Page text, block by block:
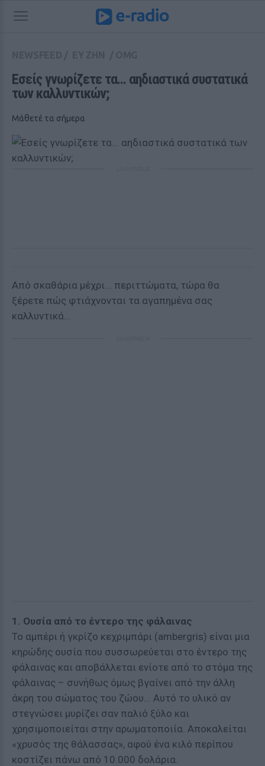
Εσείς γνωρίζετε τα... αηδιαστικά συστατικά
των καλλυντικών;
Μάθετέ τα σήμερα
Από σκαθάρια μέχρι... περιττώματα, τώρα θα
ξέρετε πώς φτιάχνονται τα αγαπημένα σας
καλλυντικά...
1. Ουσία από το έντερο της φάλαινας
Το αμπέρι ή γκρίζο κεχριμπάρι (ambergris) είναι μια
κηρώδης ουσία που συσσωρεύεται στο έντερο της
φάλαινας και αποβάλλεται ενίοτε από το στόμα της
φάλαινας – συνήθως όμως βγαίνει από την άλλη
άκρη του σώματος του ζώου... Αυτό το υλικό αν
στεγνώσει μυρίζει σαν παλιό ξύλο και
χρησιμοποιείται στην αρωματοποιία. Αποκαλείται
«χρυσός της θάλασσας», αφού ένα κιλό περίπου
κοστίζει πάνω από 10.000 δολάρια.